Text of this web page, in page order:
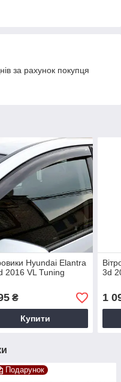
за рахунок покупця
Hyundai Elantra
2016 VL Tuning
₴
Купити
3d
1
Подарунок